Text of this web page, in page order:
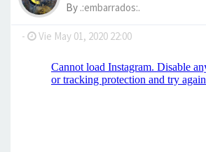
By .:embarrados:.
- Vie May 01, 2020 22:00